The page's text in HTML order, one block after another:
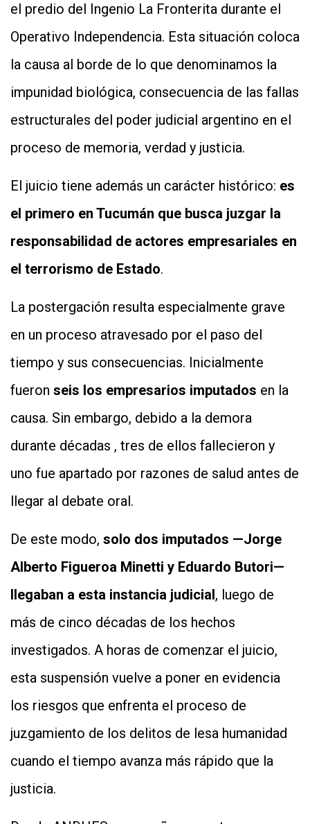
el predio del Ingenio La Fronterita durante el
Operativo Independencia. Esta situación coloca
la causa al borde de lo que denominamos la
impunidad biológica, consecuencia de las fallas
estructurales del poder judicial argentino en el
proceso de memoria, verdad y justicia.
El juicio tiene además un carácter histórico: es
el primero en Tucumán que busca juzgar la
responsabilidad de actores empresariales en
el terrorismo de Estado.
La postergación resulta especialmente grave
en un proceso atravesado por el paso del
tiempo y sus consecuencias. Inicialmente
fueron seis los empresarios imputados en la
causa. Sin embargo, debido a la demora
durante décadas , tres de ellos fallecieron y
uno fue apartado por razones de salud antes de
llegar al debate oral.
De este modo, solo dos imputados —Jorge
Alberto Figueroa Minetti y Eduardo Butori—
llegaban a esta instancia judicial, luego de
más de cinco décadas de los hechos
investigados. A horas de comenzar el juicio,
esta suspensión vuelve a poner en evidencia
los riesgos que enfrenta el proceso de
juzgamiento de los delitos de lesa humanidad
cuando el tiempo avanza más rápido que la
justicia.